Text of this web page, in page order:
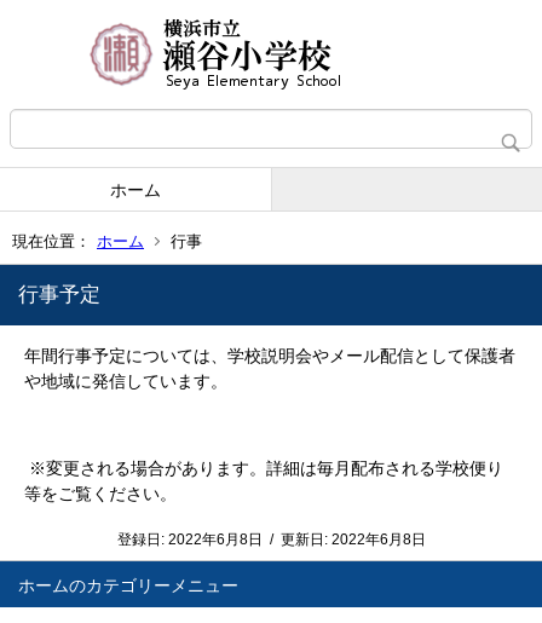
ホーム
現在位置： ホーム 行事
ホーム
行事予定
年間行事予定については、学校説明会やメール配信として保護者
や地域に発信しています。
※変更される場合があります。詳細は毎月配布される学校便り
等をご覧ください。
登録日: 2022年6月8日 / 更新日: 2022年6月8日